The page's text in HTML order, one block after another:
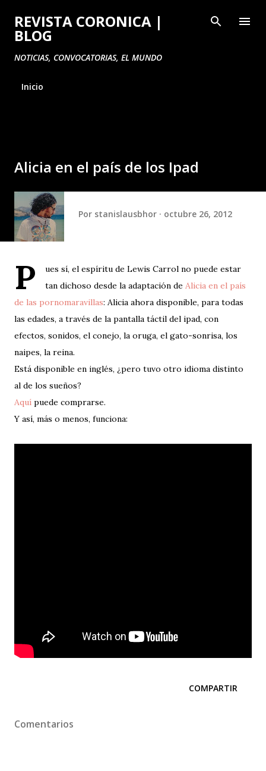
Ir al contenido principal
REVISTA CORONICA |
BLOG
NOTICIAS, CONVOCATORIAS, EL MUNDO
Inicio
Alicia en el país de los Ipad
Por stanislausbhor octubre 26, 2012
P
ues sí, el espíritu de Lewis Carrol no puede estar
tan dichoso desde la adaptación de Alicia en el país
de las pornomaravillas: Alicia ahora disponible, para todas
las edades, a través de la pantalla táctil del ipad, con
efectos, sonidos, el conejo, la oruga, el gato-sonrisa, los
naipes, la reina.
Está disponible en inglés, ¿pero tuvo otro idioma distinto
al de los sueños?
Aquí puede comprarse.
Y así, más o menos, funciona:
COMPARTIR
Comentarios